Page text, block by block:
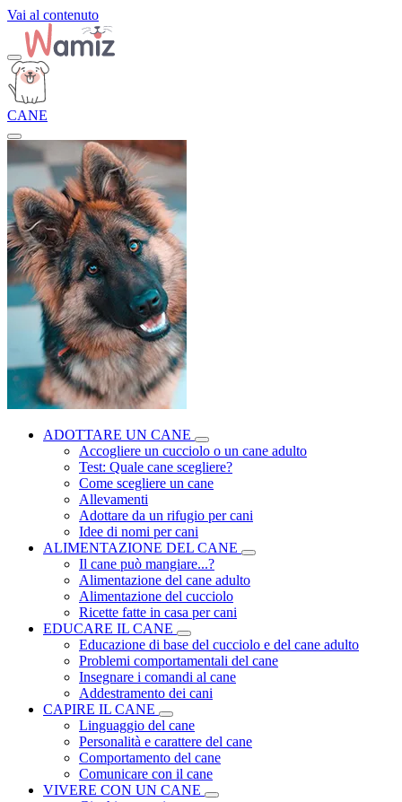
Vai al contenuto
CANE
ADOTTARE UN CANE
Accogliere un cucciolo o un cane adulto
Test: Quale cane scegliere?
Come scegliere un cane
Allevamenti
Adottare da un rifugio per cani
Idee di nomi per cani
ALIMENTAZIONE DEL CANE
Il cane può mangiare...?
Alimentazione del cane adulto
Alimentazione del cucciolo
Ricette fatte in casa per cani
EDUCARE IL CANE
Educazione di base del cucciolo e del cane adulto
Problemi comportamentali del cane
Insegnare i comandi al cane
Addestramento dei cani
CAPIRE IL CANE
Linguaggio del cane
Personalità e carattere del cane
Comportamento del cane
Comunicare con il cane
VIVERE CON UN CANE